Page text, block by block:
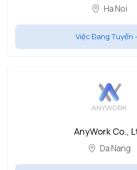
Ha Noi
Việc Đang Tuyển -
AnyWork Co.,
Da Nang